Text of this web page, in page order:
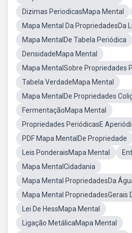
Dizimas PeriodicasMapa Mental
Mapa Mental Da PropriedadesDa
Mapa MentalDe Tabela Periódica
DensidadeMapa Mental
Mapa MentalSobre Propriedades
Tabela VerdadeMapa Mental
Mapa MentalDe Propriedades
FermentaçãoMapa Mental
Propriedades PeriódicasE
PDF Mapa MentalDe Propriedade
Leis PonderaisMapa Mental
Mapa MentalCidadania
Mapa Mental PropriedadesDa
Mapa Mental PropriedadesGerais
Lei De HessMapa Mental
Ligação MetálicaMapa Mental